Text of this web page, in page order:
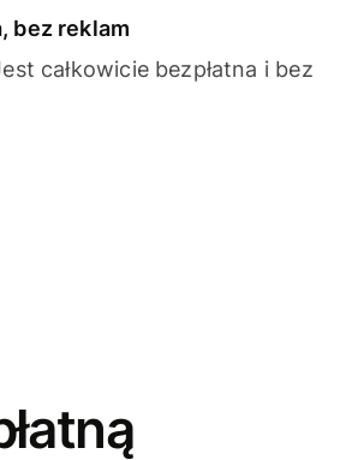
bez reklam
całkowicie bezpłatna i bez